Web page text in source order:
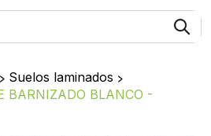
> Suelos laminados >
BARNIZADO BLANCO -